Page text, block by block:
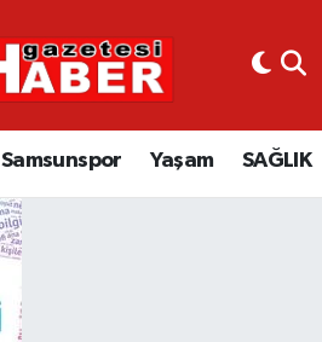
Samsunspor Yaşam SAĞLIK